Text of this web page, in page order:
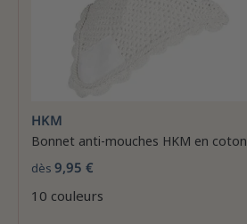
HKM
Bonnet anti-mouches HKM en coton
dès 9,95 €
10 couleurs